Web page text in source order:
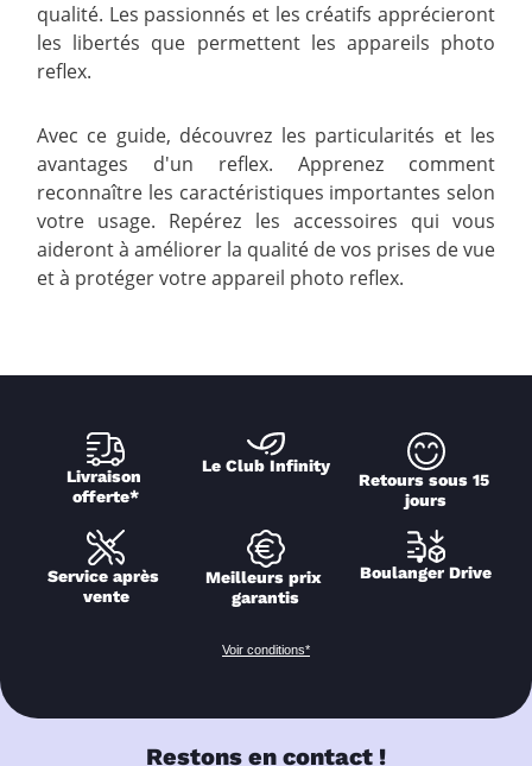
qualité. Les passionnés et les créatifs apprécieront
les libertés que permettent les appareils photo
reflex.
Avec ce guide, découvrez les particularités et les
avantages d'un reflex. Apprenez comment
reconnaître les caractéristiques importantes selon
votre usage. Repérez les accessoires qui vous
aideront à améliorer la qualité de vos prises de vue
et à protéger votre appareil photo reflex.
Livraison
offerte*
Le Club Infinity
Retours sous 15
jours
Service après
vente
Meilleurs prix
garantis
Boulanger Drive
Voir conditions*
Restons en contact !